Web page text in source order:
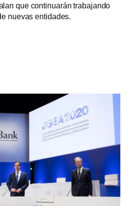
que continuarán trabajando
nuevas entidades.